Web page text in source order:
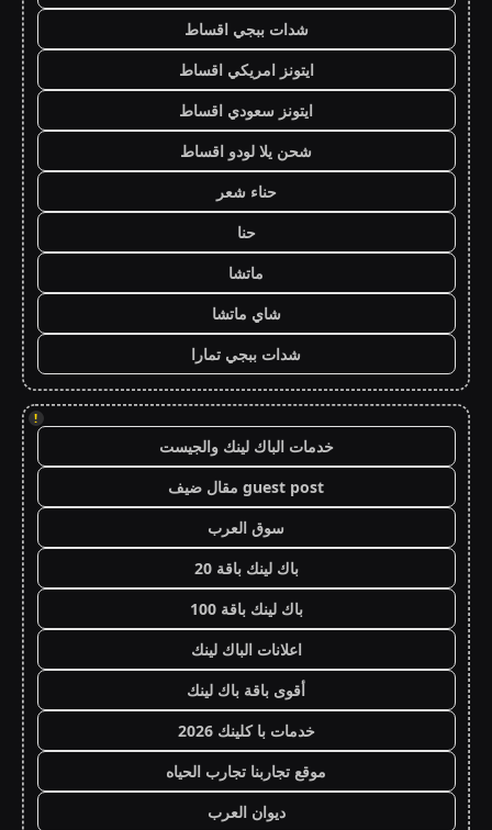
شدات ببجي اقساط
ايتونز امريكي اقساط
ايتونز سعودي اقساط
شحن يلا لودو اقساط
حناء شعر
حنا
ماتشا
شاي ماتشا
شدات ببجي تمارا
!
خدمات الباك لينك والجيست
guest post مقال ضيف
سوق العرب
باك لينك باقة 20
باك لينك باقة 100
اعلانات الباك لينك
أقوى باقة باك لينك
خدمات با كلينك 2026
موقع تجاربنا تجارب الحياه
ديوان العرب